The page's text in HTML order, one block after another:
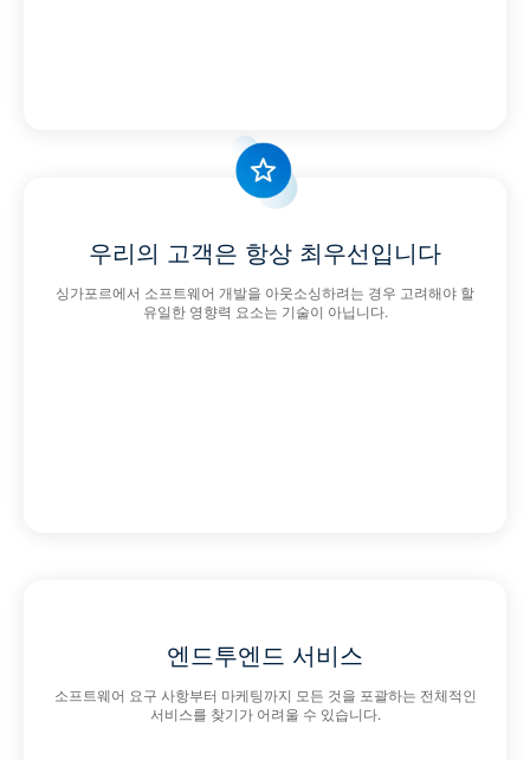
우리의 고객은 항상 최우선입니다
싱가포르에서 소프트웨어 개발을 아웃소싱하려는 경우 고려해야 할
유일한 영향력 요소는 기술이 아닙니다.
엔드투엔드 서비스
소프트웨어 요구 사항부터 마케팅까지 모든 것을 포괄하는 전체적인
서비스를 찾기가 어려울 수 있습니다.